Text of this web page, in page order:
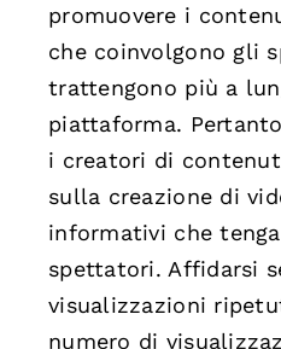
promuovere i
che coinvolgono gli
trattengono più a
piattaforma.
i creatori di
sulla creazione di
informativi che
spettatori. Affidarsi
visualizzazioni
numero di